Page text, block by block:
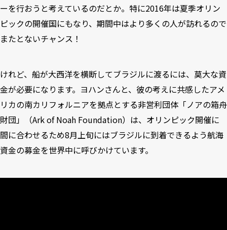
ーを行おうと考えているのだとか。特に2016年は夏季オリン
ピックの開催国にもなり、期間中はより多くの人が訪れるので
またとないチャンス！
けれど、船が大西洋を横断してブラジルに渡るには、莫大な資
金が必要になります。ヨハンさんと、彼の考えに共感したアメ
リカの南カリフォルニアを拠点とする非営利団体「ノアの箱舟
財団」（Ark of Noah Foundation）は、オリンピック開催に
間に合わせるため8月上旬にはブラジルに到着できるよう航海
資金の募金を世界中に呼びかけています。